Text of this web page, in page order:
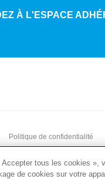
À L'ESPACE
Nous contacter
Politique de confidentialité
Accepter tous les cookies »,
de cookies sur votre